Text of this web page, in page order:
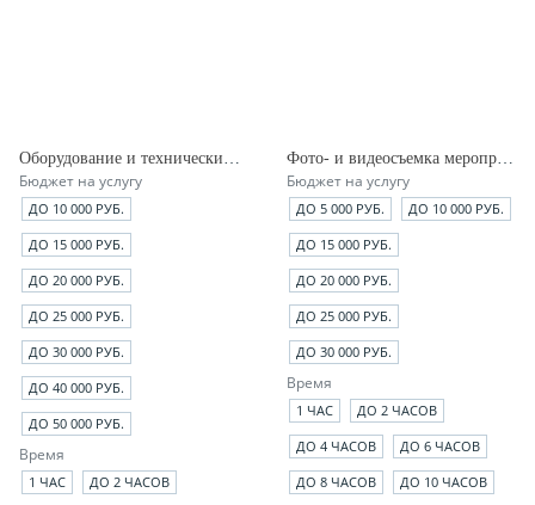
Бюджет на услугу
ДО 10 000 РУБ.
ДО 15 000 РУБ.
ДО 20 000 РУБ.
ДО 25 000 РУБ.
ДО 30 000 РУБ.
ДО 40 000 РУБ.
ДО 50 000 РУБ.
Время
1 ЧАС
ДО 2 ЧАСОВ
Бюджет на услугу
ДО 5 000 РУБ.
ДО 10 000 РУБ.
ДО 15 000 РУБ.
ДО 20 000 РУБ.
ДО 25 000 РУБ.
ДО 30 000 РУБ.
Время
1 ЧАС
ДО 2 ЧАСОВ
ДО 4 ЧАСОВ
ДО 6 ЧАСОВ
ДО 8 ЧАСОВ
ДО 10 ЧАСОВ